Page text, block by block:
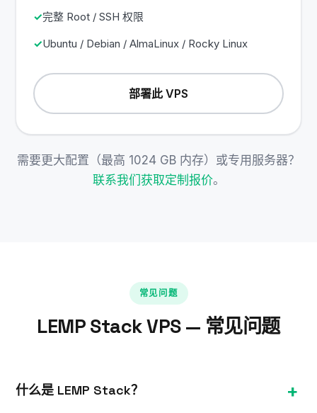
完整 Root / SSH 权限
Ubuntu / Debian / AlmaLinux / Rocky Linux
部署此 VPS
需要更大配置（最高 1024 GB 内存）或专用服务器？
联系我们获取定制报价。
常见问题
LEMP Stack VPS — 常见问题
什么是 LEMP Stack？